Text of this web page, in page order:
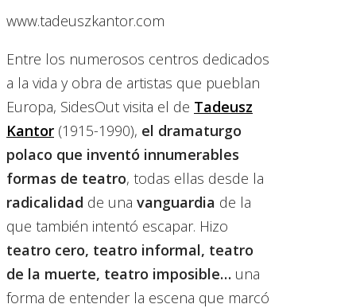
www.tadeuszkantor.com
Entre los numerosos centros dedicados
a la vida y obra de artistas que pueblan
Europa, SidesOut visita el de Tadeusz
Kantor (1915-1990), el dramaturgo
polaco que inventó innumerables
formas de teatro, todas ellas desde la
radicalidad de una vanguardia de la
que también intentó escapar. Hizo
teatro cero, teatro informal, teatro
de la muerte, teatro imposible… una
forma de entender la escena que marcó